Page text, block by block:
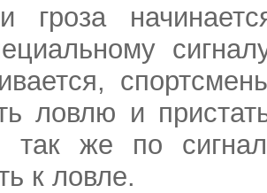
гроза
ловлю и
так же по
к ловле.